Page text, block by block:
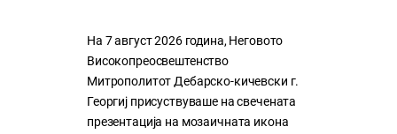
На 7 август 2026 година, Неговото
Високопреосвештенство
Митрополитот Дебарско-кичевски г.
Георгиј присуствуваше на свечената
презентација на мозаичната икона